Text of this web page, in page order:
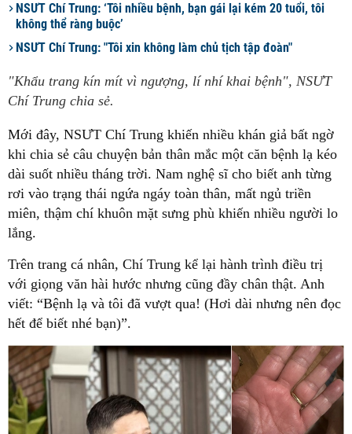
NSƯT Chí Trung: ‘Tôi nhiều bệnh, bạn gái lại kém 20 tuổi, tôi
không thể ràng buộc’
NSƯT Chí Trung: "Tôi xin không làm chủ tịch tập đoàn"
"Khẩu trang kín mít vì ngượng, lí nhí khai bệnh", NSƯT
Chí Trung chia sẻ.
Mới đây, NSƯT Chí Trung khiến nhiều khán giả bất ngờ
khi chia sẻ câu chuyện bản thân mắc một căn bệnh lạ kéo
dài suốt nhiều tháng trời. Nam nghệ sĩ cho biết anh từng
rơi vào trạng thái ngứa ngáy toàn thân, mất ngủ triền
miên, thậm chí khuôn mặt sưng phù khiến nhiều người lo
lắng.
Trên trang cá nhân, Chí Trung kể lại hành trình điều trị
với giọng văn hài hước nhưng cũng đầy chân thật. Anh
viết: “Bệnh lạ và tôi đã vượt qua! (Hơi dài nhưng nên đọc
hết để biết nhé bạn)”.